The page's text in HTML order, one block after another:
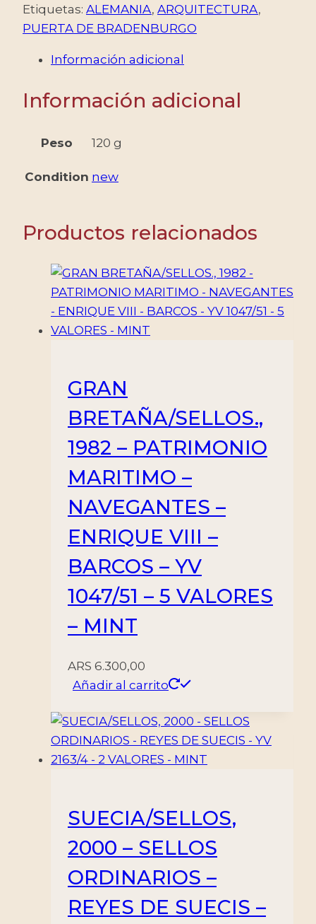
-
PUERTA
BRADENBURGO
YV
2461
CARNET
cantidad
Etiquetas: ALEMANIA, ARQUITECTURA,
PUERTA DE BRADENBURGO
Información adicional
Información adicional
Peso 120 g
Condition new
Productos relacionados
GRAN
BRETAÑA/SELLOS.,
1982 – PATRIMONIO
MARITIMO –
NAVEGANTES –
ENRIQUE VIII –
BARCOS – YV
1047/51 – 5 VALORES
– MINT
ARS 6.300,00
Añadir al carrito
SUECIA/SELLOS,
2000 – SELLOS
ORDINARIOS –
REYES DE SUECIS –